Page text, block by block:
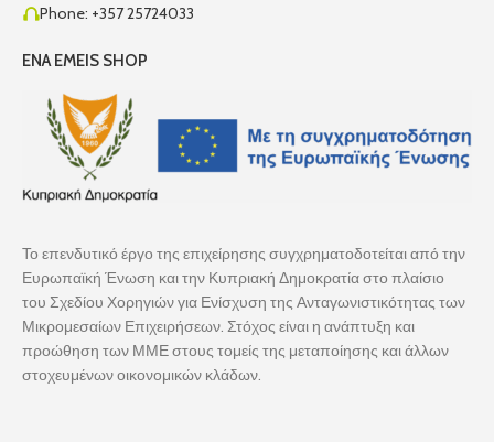
Phone: +357 25724033
ENA EMEIS SHOP
Το επενδυτικό έργο της επιχείρησης συγχρηματοδοτείται από την
Ευρωπαϊκή Ένωση και την Κυπριακή Δημοκρατία στο πλαίσιο
του Σχεδίου Χορηγιών για Ενίσχυση της Ανταγωνιστικότητας των
Μικρομεσαίων Επιχειρήσεων. Στόχος είναι η ανάπτυξη και
προώθηση των ΜΜΕ στους τομείς της μεταποίησης και άλλων
στοχευμένων οικονομικών κλάδων.